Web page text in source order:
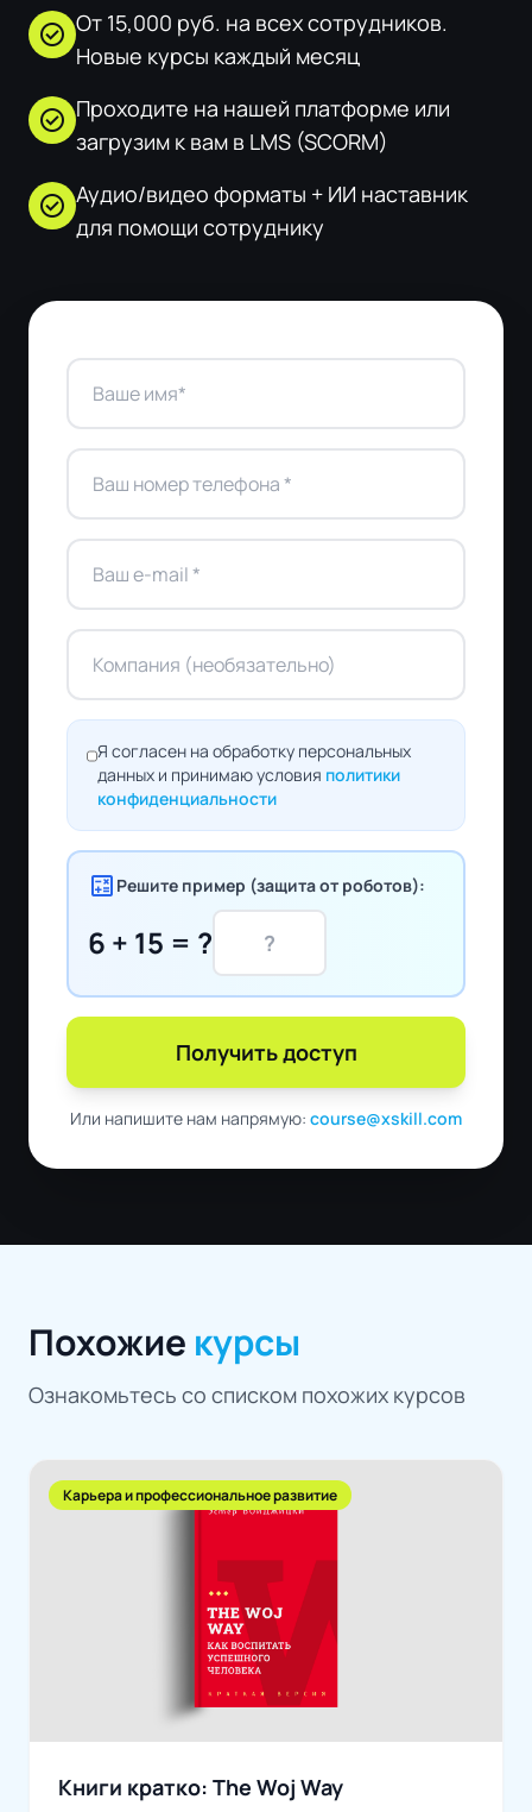
check_circle От 15,000 руб. на всех сотрудников.
Новые курсы каждый месяц
check_circle Проходите на нашей платформе или
загрузим к вам в LMS (SCORM)
check_circle Аудио/видео форматы + ИИ наставник
для помощи сотруднику
Я согласен на обработку персональных
данных и принимаю условия политики
конфиденциальности
calculate Решите пример (защита от роботов):
6 + 15 = ?
Получить доступ
Или напишите нам напрямую: course@xskill.com
Похожие курсы
Ознакомьтесь со списком похожих курсов
Карьера и профессиональное развитие
Книги кратко: The Woj Way